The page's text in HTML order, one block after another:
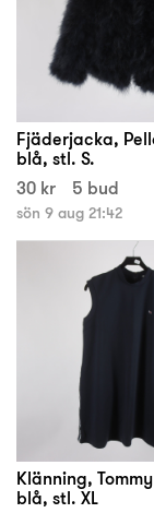
Fjäderjacka,
blå, stl. S.
30 kr
5 bud
sön 9 aug 21:42
Klänning,
blå, stl. XL